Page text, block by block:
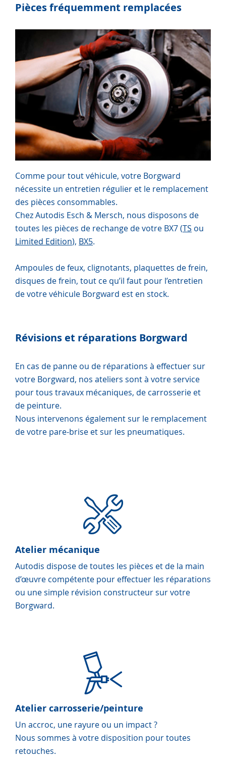
Pièces fréquemment remplacées
Comme pour tout véhicule, votre Borgward
nécessite un entretien régulier et le remplacement
des pièces consommables.
Chez Autodis Esch & Mersch, nous disposons de
toutes les pièces de rechange de votre BX7 (TS ou
Limited Edition), BX5.
Ampoules de feux, clignotants, plaquettes de frein,
disques de frein, tout ce qu’il faut pour l’entretien
de votre véhicule Borgward est en stock.
Révisions et réparations Borgward
En cas de panne ou de réparations à effectuer sur
votre Borgward, nos ateliers sont à votre service
pour tous travaux mécaniques, de carrosserie et
de peinture.
Nous intervenons également sur le remplacement
de votre pare-brise et sur les pneumatiques.
Atelier mécanique
Autodis dispose de toutes les pièces et de la main
d’œuvre compétente pour effectuer les réparations
ou une simple révision constructeur sur votre
Borgward.
Atelier carrosserie/peinture
Un accroc, une rayure ou un impact ?
Nous sommes à votre disposition pour toutes
retouches.